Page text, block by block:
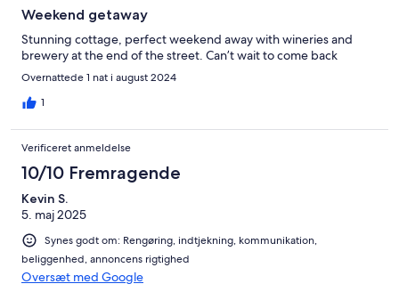
Weekend getaway
Stunning cottage, perfect weekend away with wineries and
brewery at the end of the street. Can’t wait to come back
Overnattede 1 nat i august 2024
1
Verificeret anmeldelse
10/10 Fremragende
Kevin S.
5. maj 2025
Synes godt om: Rengøring, indtjekning, kommunikation,
beliggenhed, annoncens rigtighed
Oversæt med Google